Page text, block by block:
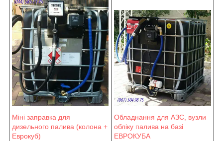
Міні заправка для
дизельного палива (колона +
Еврокуб)
Обладнання для АЗС, вузли
обліку палива на базі
ЕВРОКУБА